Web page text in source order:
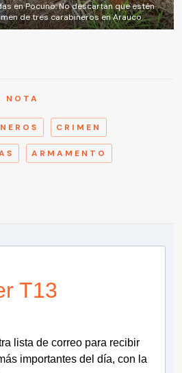
en Pocuno: No descartan que estén
de tres carabineros en Arauco
NOTA
CRIMEN
ARMAMENTO
T13
lista de correo para recibir
importantes del día, con la